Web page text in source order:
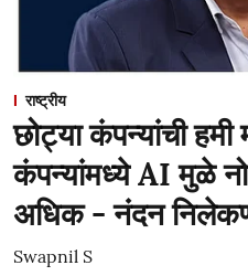
राष्ट्रीय
छोट्या कंपन्यांची हमी
कंपन्यांमध्ये AI मुळे
अधिक - नंदन
Swapnil S